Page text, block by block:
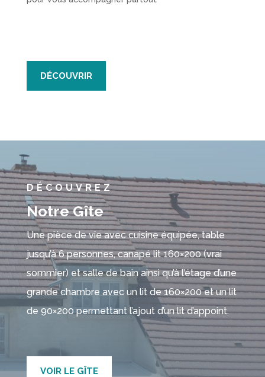
DÉCOUVRIR
DÉCOUVREZ
Notre Gîte
Une pièce de vie avec cuisine équipée, table
jusqu’à 6 personnes, canapé lit 160×200 (vrai
sommier) et salle de bain ainsi qu’à l’étage d’une
grande chambre avec un lit de 160×200 et un lit
de 90×200 permettant l’ajout d’un lit d’appoint.
VOIR LE GÎTE